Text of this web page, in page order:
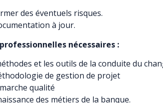
des éventuels risques.
à jour.
nécessaires :
et les outils de la conduite du
de gestion de projet
qualité
des métiers de la banque.